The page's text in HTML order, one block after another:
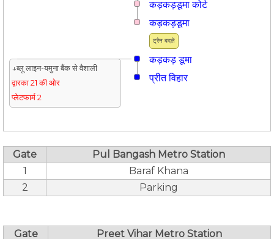
कड़कड़डूमा कोर्ट
ट्रैन बदलें
कड़कड़डूमा
कड़कड़ डूमा
↓ब्लू लाइन-यमुना बैंक से वैशाली
द्वारका 21 की ओर
प्लेटफार्म 2
प्रीत विहार
Gate
Pul Bangash Metro Station
1
Baraf Khana
2
Parking
Gate
Preet Vihar Metro Station